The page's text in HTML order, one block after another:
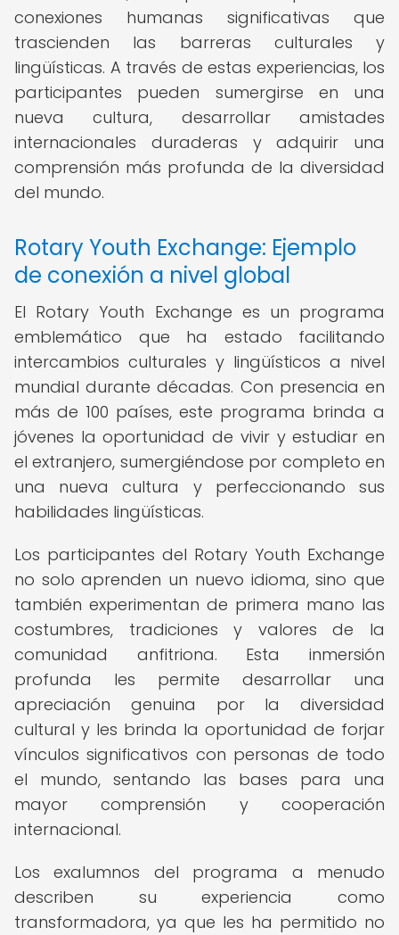
conexiones humanas significativas que
trascienden las barreras culturales y
lingüísticas. A través de estas experiencias, los
participantes pueden sumergirse en una
nueva cultura, desarrollar amistades
internacionales duraderas y adquirir una
comprensión más profunda de la diversidad
del mundo.
Rotary Youth Exchange: Ejemplo
de conexión a nivel global
El Rotary Youth Exchange es un programa
emblemático que ha estado facilitando
intercambios culturales y lingüísticos a nivel
mundial durante décadas. Con presencia en
más de 100 países, este programa brinda a
jóvenes la oportunidad de vivir y estudiar en
el extranjero, sumergiéndose por completo en
una nueva cultura y perfeccionando sus
habilidades lingüísticas.
Los participantes del Rotary Youth Exchange
no solo aprenden un nuevo idioma, sino que
también experimentan de primera mano las
costumbres, tradiciones y valores de la
comunidad anfitriona. Esta inmersión
profunda les permite desarrollar una
apreciación genuina por la diversidad
cultural y les brinda la oportunidad de forjar
vínculos significativos con personas de todo
el mundo, sentando las bases para una
mayor comprensión y cooperación
internacional.
Los exalumnos del programa a menudo
describen su experiencia como
transformadora, ya que les ha permitido no